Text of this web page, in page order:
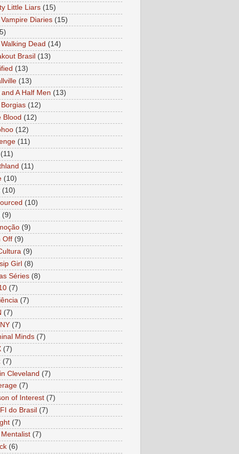
Little Liars (15)
Diaries (15)
Dead (14)
Brasil (13)
(13)
(13)
and A Half Men (13)
(12)
Blood (12)
(12)
(11)
(11)
(11)
(10)
(10)
(10)
(9)
(9)
Off (9)
(9)
Girl (8)
Séries (8)
(7)
(7)
(7)
(7)
Minds (7)
(7)
(7)
Cleveland (7)
(7)
of Interest (7)
do Brasil (7)
(7)
(7)
(6)